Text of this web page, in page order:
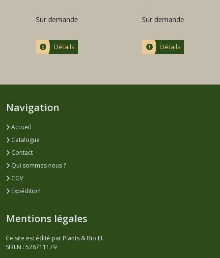
Sur demande
Détails
Sur demande
Détails
Navigation
Accueil
Catalogue
Contact
Qui sommes nous ?
CGV
Expédition
Mentions légales
Ce site est édité par Plants & Bio EI.
SIREN : 528711179